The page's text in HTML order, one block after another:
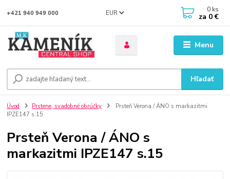
Menu
EUR
Hľadať
+421 940 949 000 0 ks
za 0 €
Úvod Prstene, svadobné obrúčky
Prsteň Verona / ÁNO s markazitmi
IPZE147 s.15
Prsteň Verona / ÁNO s
markazitmi IPZE147 s.15